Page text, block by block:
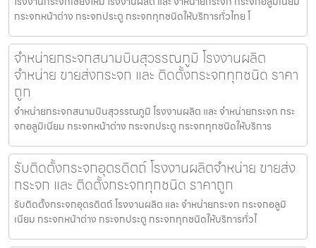
กระจกหน้าต่าง กระจกประตู กระจกทุกชนิดให้บริการทั่วไทย โ
จำหน่ายกระจกสนามบินสุวรรณภูมิ โรงงานผลิต
จำหน่าย ขายส่งกระจก และ ติดตั้งกระจกทุกชนิด ราคา
ถูก
จำหน่ายกระจกสนามบินสุวรรณภูมิ โรงงานผลิต และ จำหน่ายกระจก กระ
จกอลูมิเนียม กระจกหน้าต่าง กระจกประตู กระจกทุกชนิดให้บริการ
รับติดตั้งกระจกอุตรดิตถ์ โรงงานผลิตจำหน่าย ขายส่ง
กระจก และ ติดตั้งกระจกทุกชนิด ราคาถูก
รับติดตั้งกระจกอุตรดิตถ์ โรงงานผลิต และ จำหน่ายกระจก กระจกอลูมิ
เนียม กระจกหน้าต่าง กระจกประตู กระจกทุกชนิดให้บริการทั่วไ